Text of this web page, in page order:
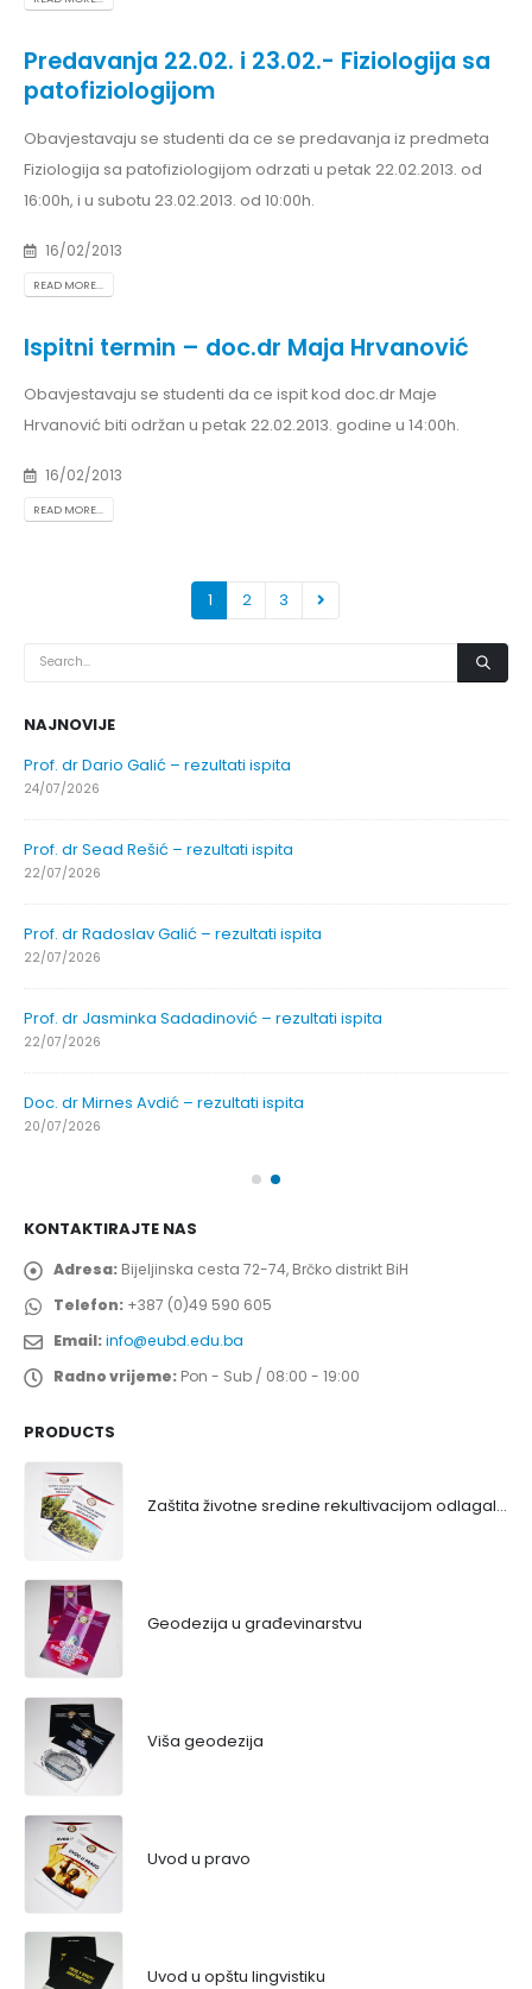
Predavanja 22.02. i 23.02.- Fiziologija sa
patofiziologijom
Obavjestavaju se studenti da ce se predavanja iz predmeta
Fiziologija sa patofiziologijom odrzati u petak 22.02.2013. od
16:00h, i u subotu 23.02.2013. od 10:00h.
16/02/2013
READ MORE...
Ispitni termin – doc.dr Maja Hrvanović
Obavjestavaju se studenti da ce ispit kod doc.dr Maje
Hrvanović biti održan u petak 22.02.2013. godine u 14:00h.
16/02/2013
READ MORE...
1 2 3
NAJNOVIJE
Prof. dr Dario Galić – rezultati ispita
24/07/2026
Prof. dr Sead Rešić – rezultati ispita
22/07/2026
Prof. dr Radoslav Galić – rezultati ispita
22/07/2026
Prof. dr Jasminka Sadadinović – rezultati ispita
22/07/2026
Doc. dr Mirnes Avdić – rezultati ispita
20/07/2026
KONTAKTIRAJTE NAS
Adresa: Bijeljinska cesta 72-74, Brčko distrikt BiH
Telefon: +387 (0)49 590 605
Email:info@eubd.edu.ba
Radno vrijeme: Pon - Sub / 08:00 - 19:00
PRODUCTS
Zaštita životne sredine rekultivacijom odlagališta
Geodezija u građevinarstvu
Viša geodezija
Uvod u pravo
Uvod u opštu lingvistiku